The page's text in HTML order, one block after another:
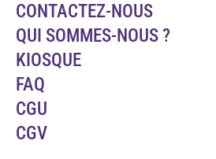
CONTACTEZ-NOUS
QUI SOMMES-NOUS ?
KIOSQUE
FAQ
CGU
CGV